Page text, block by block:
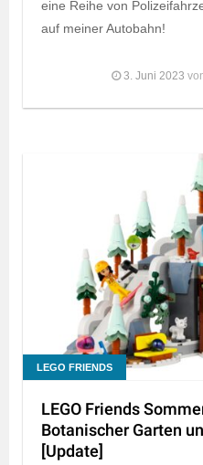
eine Reihe von
auf meiner Autobahn!
3. Juni 2023
LEGO FRIENDS
LEGO Friends
Botanischer Garten
[Update]